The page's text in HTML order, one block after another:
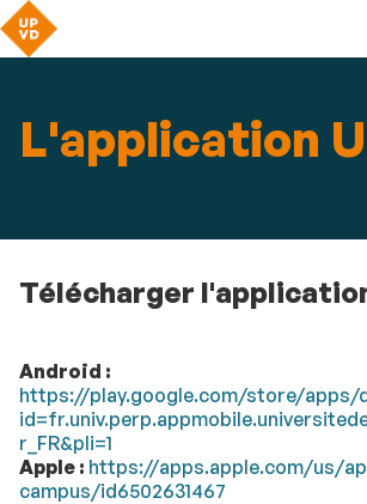
contenu
L'application
Télécharger
Android :
https://play.google.com/store/apps/
r_FR&pli=1
Apple : https://apps.apple.com/us/
campus/id6502631467